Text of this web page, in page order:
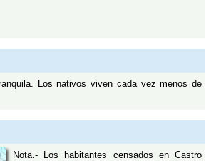
Los nativos viven cada vez menos de
Nota.- Los habitantes censados en Castro